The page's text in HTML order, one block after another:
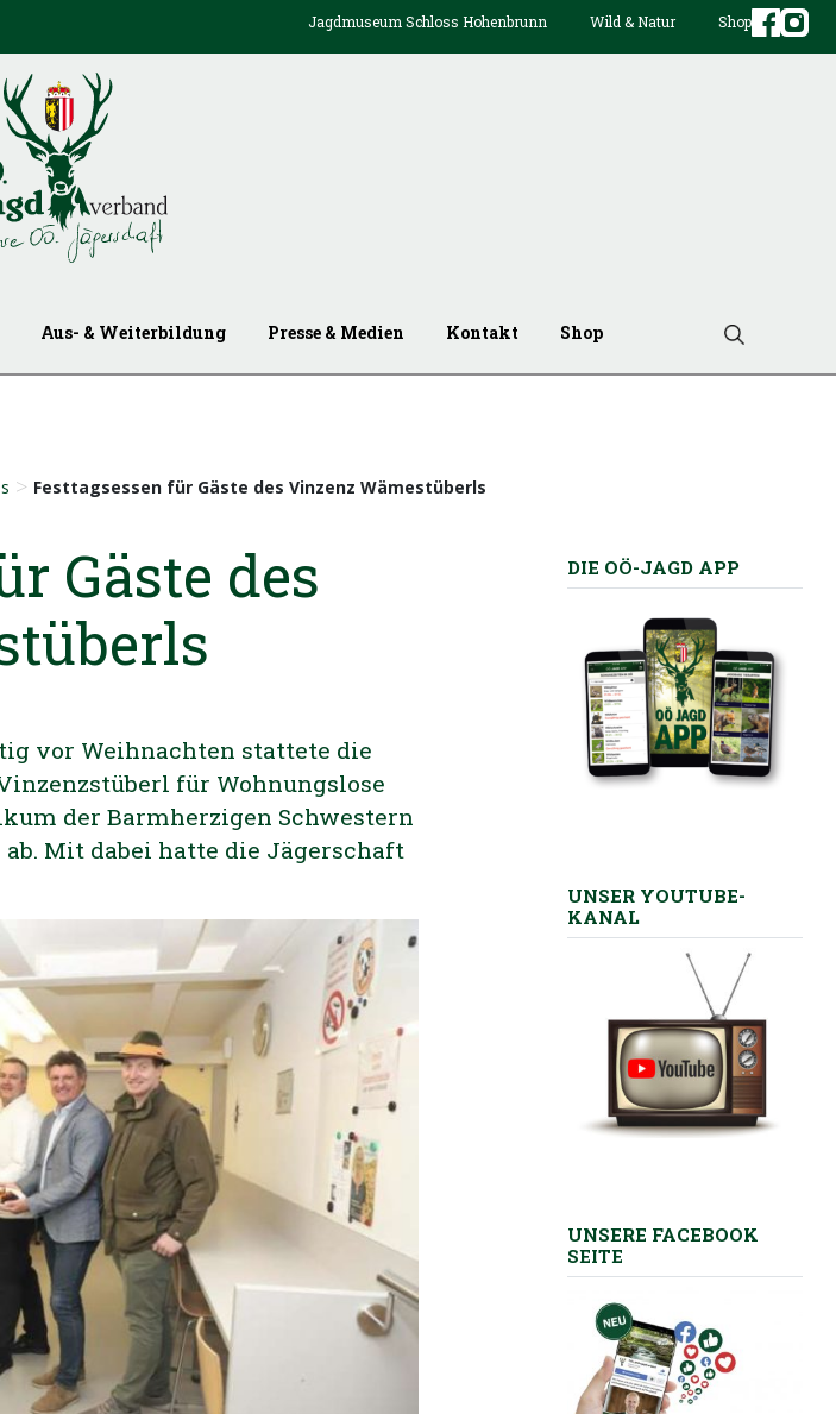
Jagdmuseum Schloss Hohenbrunn Wild & Natur Shop
Aus- & Weiterbildung Presse & Medien Kontakt Shop
> Festtagsessen für Gäste des Vinzenz Wämestüberls
Gäste des
vor Weihnachten stattete die
für Wohnungslose
der Barmherzigen Schwestern
Mit dabei hatte die Jägerschaft
DIE OÖ-JAGD APP
UNSER YOUTUBE-
KANAL
UNSERE FACEBOOK
SEITE